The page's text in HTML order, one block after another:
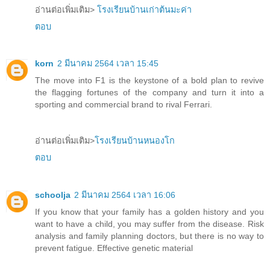
อ่านต่อเพิ่มเติม> โรงเรียนบ้านเก่าต้นมะค่า
ตอบ
korn 2 มีนาคม 2564 เวลา 15:45
The move into F1 is the keystone of a bold plan to revive
the flagging fortunes of the company and turn it into a
sporting and commercial brand to rival Ferrari.
อ่านต่อเพิ่มเติม>โรงเรียนบ้านหนองโก
ตอบ
schoolja 2 มีนาคม 2564 เวลา 16:06
If you know that your family has a golden history and you
want to have a child, you may suffer from the disease. Risk
analysis and family planning doctors, but there is no way to
prevent fatigue. Effective genetic material